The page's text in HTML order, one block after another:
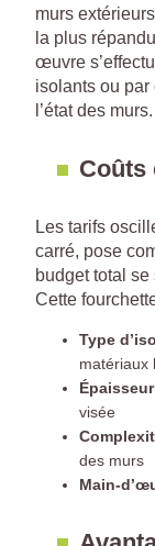
murs
la plus
œuvre
isolants ou par
l’état des murs.
Coûts
Les tarifs
carré, pose
budget total
Cette
Type
matériaux
visée
des murs
Main-